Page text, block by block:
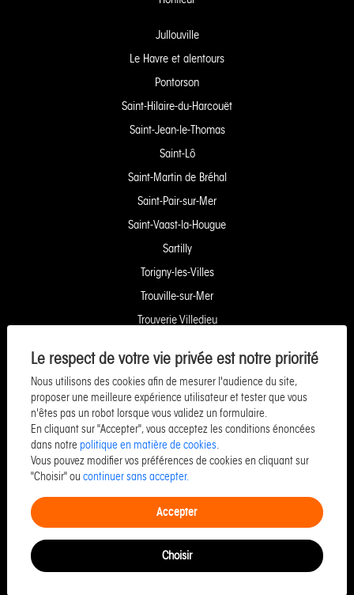
Le respect de votre vie privée est notre priorité
Nous utilisons des cookies afin de mesurer l'audience du site,
proposer une meilleure expérience utilisateur et tester que vous
n'êtes pas un robot lorsque vous validez un formulaire.
En cliquant sur "Accepter", vous acceptez les conditions énoncées
dans notre politique en matière de cookies.
Vous pouvez modifier vos préférences de cookies en cliquant sur
"Choisir" ou continuer sans accepter.
Accepter
Choisir
Jullouville
Le Havre et alentours
Pontorson
Saint-Hilaire-du-Harcouët
Saint-Jean-le-Thomas
Saint-Lô
Saint-Martin de Bréhal
Saint-Pair-sur-Mer
Saint-Vaast-la-Hougue
Sartilly
Torigny-les-Villes
Trouville-sur-Mer
Trouverie Villedieu
Villers-Bocage
Yquelon Service Copropriété
Service Pozzo Financement
Service Pozzo Patrimoine
Service Pozzo Promotion
Service Pozzo Entreprise & Commerce
©Copyright 2026 Pozzo - Billie.immo